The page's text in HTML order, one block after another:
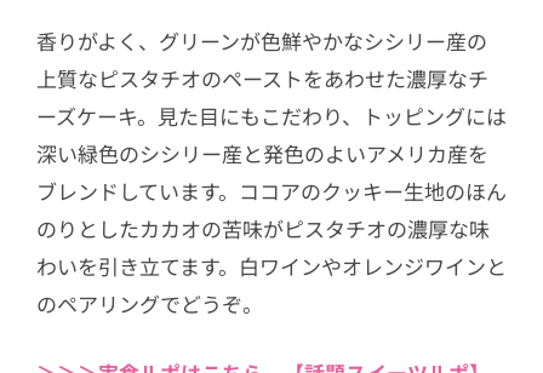
香りがよく、グリーンが色鮮やかなシシリー産の
上質なピスタチオのペーストをあわせた濃厚なチ
ーズケーキ。見た目にもこだわり、トッピングには
深い緑色のシシリー産と発色のよいアメリカ産を
ブレンドしています。ココアのクッキー生地のほん
のりとしたカカオの苦味がピスタチオの濃厚な味
わいを引き立てます。白ワインやオレンジワインと
のペアリングでどうぞ。